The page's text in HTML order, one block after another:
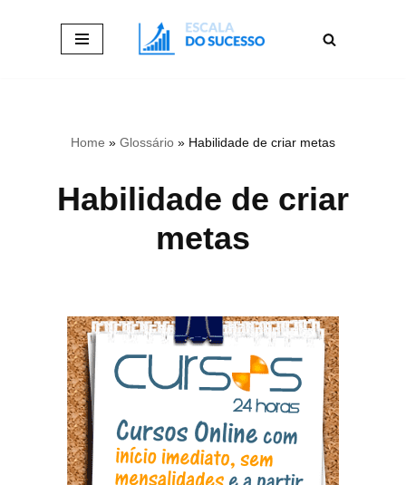
Home » Glossário » Habilidade de criar metas
Habilidade de criar
metas